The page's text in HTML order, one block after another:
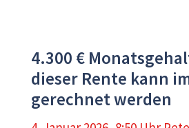
4.300 €
dieser Rente kann
gerechnet werden